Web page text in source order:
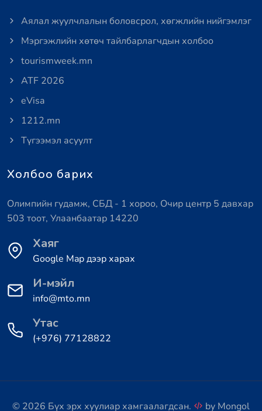
Аялал жуулчлалын боловсрол, хөгжлийн нийгэмлэг
Мэргэжлийн хөтөч тайлбарлагчдын холбоо
tourismweek.mn
ATF 2026
eVisa
1212.mn
Түгээмэл асуулт
Холбоо барих
Олимпийн гудамж, СБД - 1 хороо, Очир центр 5 давхар
503 тоот, Улаанбаатар 14220
Хаяг
Google Map дээр харах
И-мэйл
info@mto.mn
Утас
(+976) 77128822
© 2026 Бүх эрх хуулиар хамгаалагдсан. by Mongol